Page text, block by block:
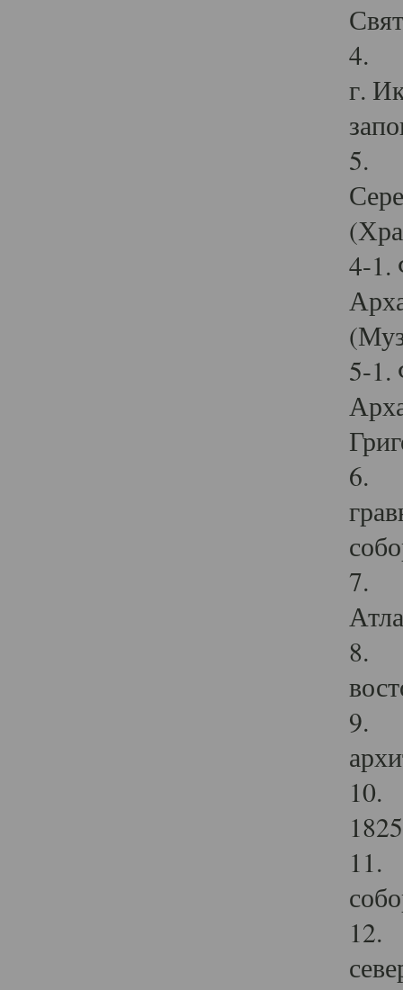
4.
г.
5.
4-1.
5-1.
6.
7.
8.
9.
10.
11.
12.